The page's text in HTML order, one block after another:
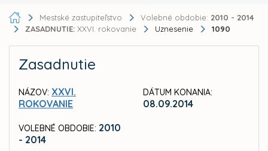
Mestské zastupiteľstvo Volebné obdobie: 2010 - 2014
ZASADNUTIE: XXVI. rokovanie Uznesenie 1090
Zasadnutie
NÁZOV: XXVI.
ROKOVANIE
VOLEBNÉ OBDOBIE: 2010
- 2014
DÁTUM KONANIA:
08.09.2014